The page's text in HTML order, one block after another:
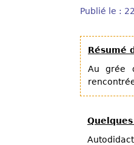
Publié le :
Résumé
Au grée